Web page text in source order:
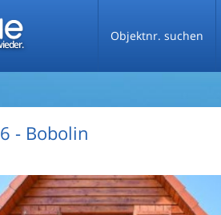
Objektnr. suchen
- Bobolin